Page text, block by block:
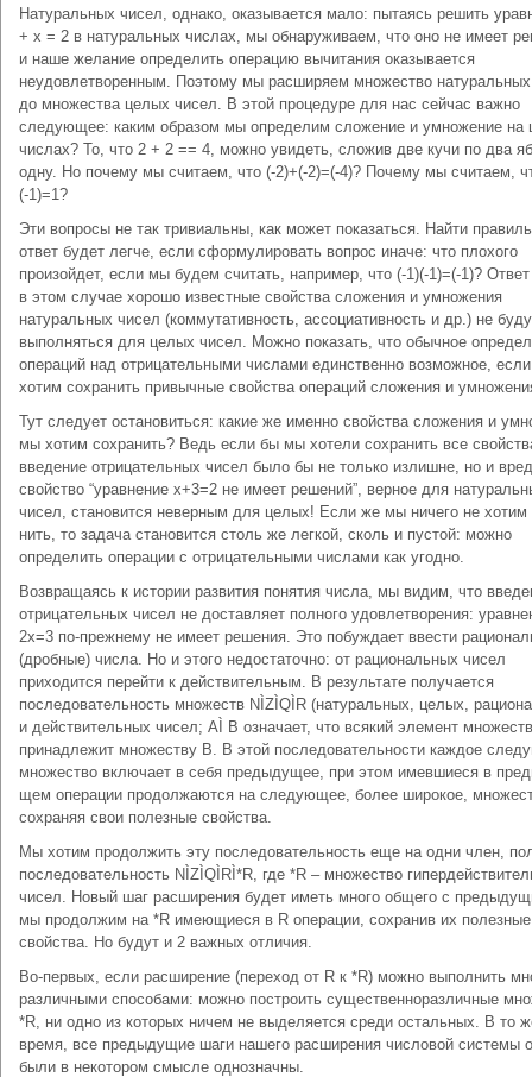
Натуральных чисел, однако, оказывается мало: пы­таясь решить
+ х = 2 в натуральных чис­лах, мы обнаруживаем, что оно не имеет
и на­ше желание определить операцию вычитания оказывается
неудовлетворенным. Поэтому мы расширяем множе­ство
до множества целых чисел. В этой процедуре для нас сейчас важно
следующее: каким образом мы оп­ределим сложение и умножение на
числах? То, что 2 + 2 == 4, можно увидеть, сложив две кучи по два
одну. Но почему мы считаем, что (-2)+(-2)=(-4)? Почему мы считаем,
(-1)=1?
Эти вопросы не так тривиальны, как может показаться. Найти
ответ будет легче, если сформулировать вопрос иначе: что плохого
произой­дет, если мы будем считать, например, что (-1)(-1)=(-1)?
в этом случае хорошо известные свой­ства сложения и умножения
натуральных чисел (комму­тативность, ассоциативность и др.) не
выполнять­ся для целых чисел. Можно показать, что обычное
операций над отрицательными числами единственно возможное,
хотим сохранить привычные свойства операций сложения и
Тут следует остановиться: какие же именно свойства сложения и
мы хотим сохранить? Ведь если бы мы хотели сохранить все
введение отрицательных чисел было бы не только излишне, но и
свойство “уравнение х+3=2 не имеет решений”, верное для
чисел, становится неверным для целых! Если же мы ничего не
нить, то задача становится столь же легкой, сколь и пустой: можно
определить операции с отрицательными числами как угодно.
Возвращаясь к истории развития понятия числа, мы видим, что
отрицательных чисел не доставляет полного удовлетворения:
2x=3 по-прежне­му не имеет решения. Это побуждает ввести
(дробные) числа. Но и этого недостаточно: от раци­ональных чисел
приходится перейти к действительным. В результате получается
последовательность множеств NÌZÌQÌR (натуральных, целых,
и действительных чисел; АÌ В означает, что всякий элемент
принадлежит множеству B. В этой последовательности каждое
множество вклю­чает в себя предыдущее, при этом имевшиеся в
щем операции продолжаются на следующее, более широкое,
сохраняя свои полезные свойства.
Мы хотим продолжить эту последовательность еще на одни член,
последовательность NÌZÌQÌRÌ*R, где *R – множество
чисел. Новый шаг расширения будет иметь много общего с
мы продолжим на *R имеющиеся в R операции, сохранив их полезные
свойства. Но будут и 2 важных отличия.
Во-первых, если расширение (переход от R к *R) можно выполнить
различными способами: можно построить существенноразличные
*R, ни одно из которых ничем не выделяется среди остальных. В то
время, все предыдущие шаги нашего расширения число­вой системы
были в некотором смысле од­нозначны.